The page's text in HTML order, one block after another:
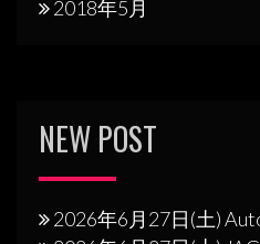
2018年5月
NEW POST
2026年6月27日(土)